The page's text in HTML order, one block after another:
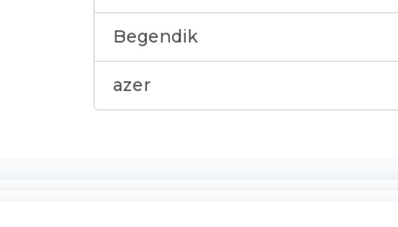
Begendik
azer